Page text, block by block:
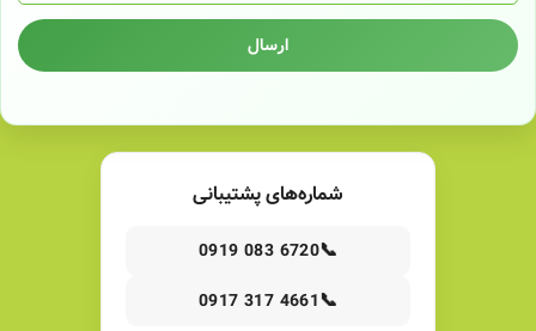
ارسال
شماره‌های پشتیبانی
📞
0919 083 6720
📞
0917 317 4661